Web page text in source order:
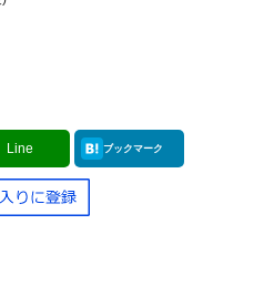
Line ブックマーク